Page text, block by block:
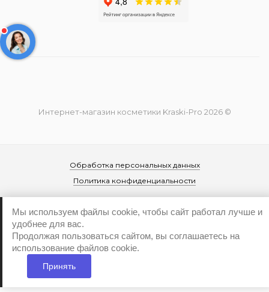
Интернет-магазин косметики Kraski-Pro 2026 ©
Обработка персональных данных
Политика конфиденциальности
Мы используем файлы cookie, чтобы сайт работал лучше и
удобнее для вас.
Продолжая пользоваться сайтом, вы соглашаетесь на
использование файлов cookie.
Принять